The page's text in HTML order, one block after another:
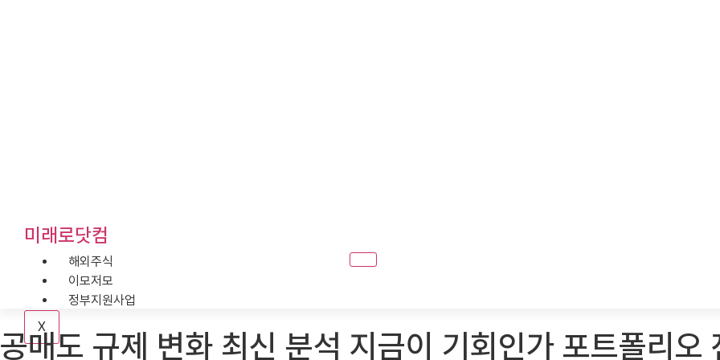
너
뛰
미래로닷컴
해외주식
이모저모
정부지원사업
X
공매도 규제 변화 최신 분석 지금이 기회인가 포트폴리오